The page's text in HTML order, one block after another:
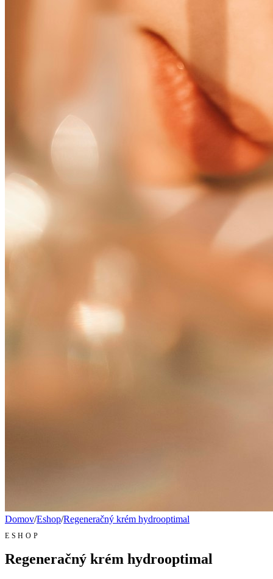
Domov/Eshop/Regeneračný krém hydrooptimal
ESHOP
Regeneračný krém hydrooptimal